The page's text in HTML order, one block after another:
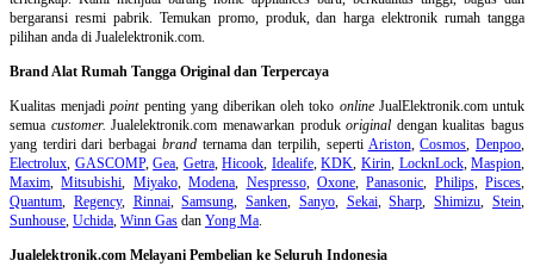
bergaransi resmi pabrik. Temukan promo, produk, dan harga elektronik rumah tangga
pilihan anda di Jualelektronik.com.
Brand Alat Rumah Tangga Original dan Terpercaya
Kualitas menjadipointpenting yang diberikan oleh toko onlineJualElektronik.com untuk
semua customer. Jualelektronik.com menawarkan produkoriginal dengan kualitas bagus
yang terdiri dari berbagai brandternama dan terpilih, seperti Ariston,Cosmos ,Denpoo
Electrolux GASCOMP,Gea Getra,Hicook Idealife,KDK Kirin, LocknLock,Maspion
Maxim ,Mitsubishi Miyako,Modena Nespresso, Oxone,Panasonic Philips, Pisces
Quantum
Regency, Rinnai,Samsung ,Sanken Sanyo, Sekai,Sharp ,Shimizu ,Stein
Sunhouse Uchida Winn Gas dan Yong Ma
Jualelektronik.com Melayani Pembelian ke Seluruh Indonesia